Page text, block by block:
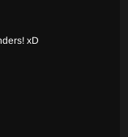
xD